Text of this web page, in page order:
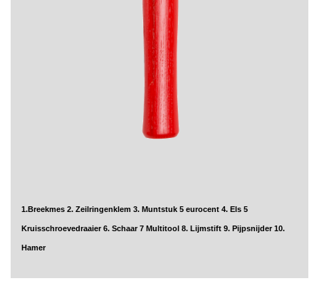
1.Breekmes 2. Zeilringenklem 3. Muntstuk 5 eurocent 4. Els 5
Kruisschroevedraaier 6. Schaar 7 Multitool 8. Lijmstift 9. Pijpsnijder 10.
Hamer